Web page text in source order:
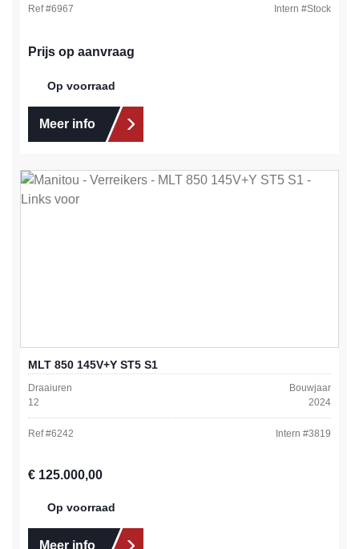
Ref #6967 Intern #Stock
Prijs op aanvraag
Op voorraad
Meer info
MLT 850 145V+Y ST5 S1
Draaiuren
12
Bouwjaar
2024
Ref #6242 Intern #3819
Normale prijs:
€ 125.000,00
Op voorraad
Meer info